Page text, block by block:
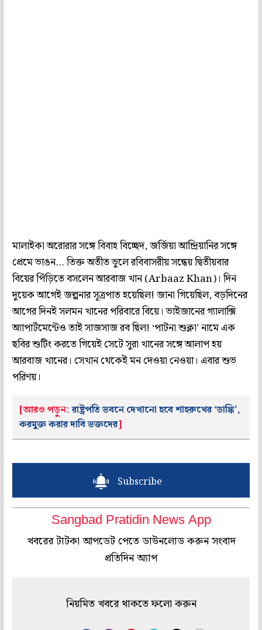
মালাইকা অরোরার সঙ্গে বিবাহ বিচ্ছেদ, জর্জিয়া আন্দ্রিয়ানির সঙ্গে
প্রেমে ভাঙন… তিক্ত অতীত ভুলে রবিবাসরীয় সন্ধেয় দ্বিতীয়বার
বিয়ের পিঁড়িতে বসলেন আরবাজ খান (Arbaaz Khan)। দিন
দুয়েক আগেই জল্পনার সূত্রপাত হয়েছিল! জানা গিয়েছিল, বড়দিনের
আগের দিনই সলমন খানের পরিবারে বিয়ে। ভাইজানের গ্যালাক্সি
অ্যাপার্টমেন্টেও তাই সাজসাজ রব ছিল! ‘পাটনা শুক্লা’ নামে এক
ছবির শুটিং করতে গিয়েই সেটে সুরা খানের সঙ্গে আলাপ হয়
আরবাজ খানের। সেখান থেকেই মন দেওয়া নেওয়া। এবার শুভ
পরিণয়।
[আরও পড়ুন:রাষ্ট্রপতি ভবনে দেখানো হবে শাহরুখের ‘ডাঙ্কি’,
করমুক্ত করার দাবি ভক্তদের]
Subscribe
Sangbad Pratidin News App
খবরের টাটকা আপডেট পেতে ডাউনলোড করুন সংবাদ
প্রতিদিন অ্যাপ
নিয়মিত খবরে থাকতে ফলো করুন